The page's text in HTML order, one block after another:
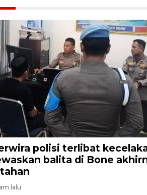
polisi terlibat
balita di Bone
lalu